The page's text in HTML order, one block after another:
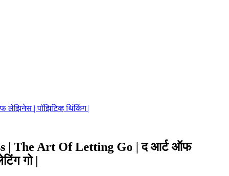
| पॉझिटिव्ह थिंकिंग |
| The Art Of Letting Go | द आर्ट ऑफ
गो |